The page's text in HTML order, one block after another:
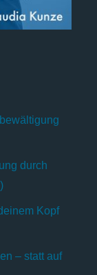
durch
Kopf
– statt auf